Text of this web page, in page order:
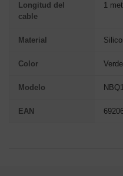
Longitud del
cable
1
Material
Color Verde
Modelo
EAN